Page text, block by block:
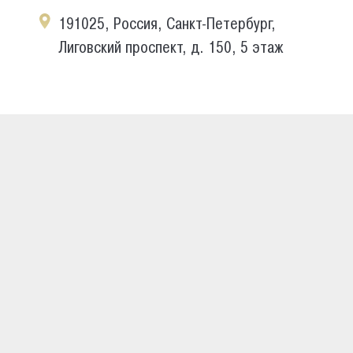
191025, Россия, Санкт-Петербург,
Лиговский проспект, д. 150, 5 этаж